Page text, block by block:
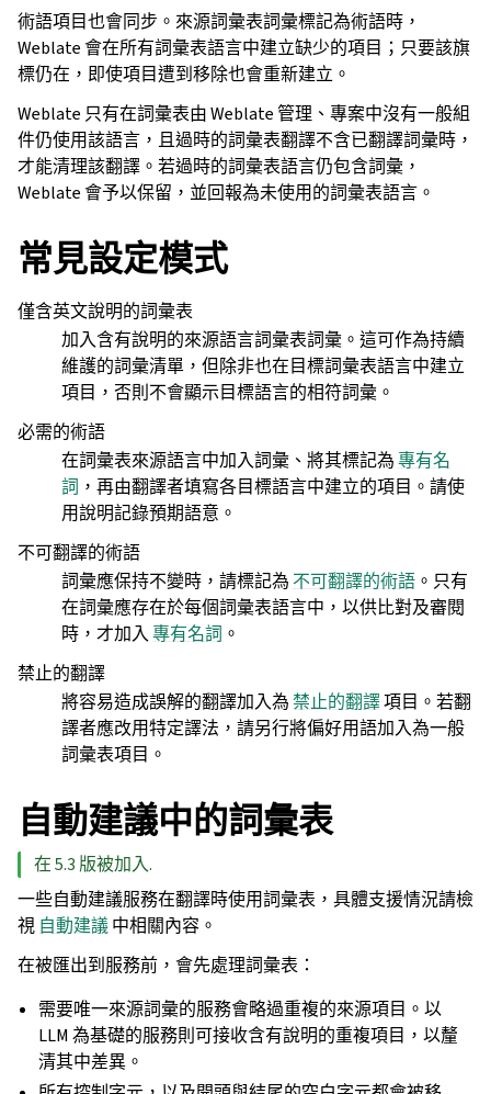
術語項目也會同步。來源詞彙表詞彙標記為術語時，
Weblate 會在所有詞彙表語言中建立缺少的項目；只要該旗
標仍在，即使項目遭到移除也會重新建立。
Weblate 只有在詞彙表由 Weblate 管理、專案中沒有一般組
件仍使用該語言，且過時的詞彙表翻譯不含已翻譯詞彙時，
才能清理該翻譯。若過時的詞彙表語言仍包含詞彙，
Weblate 會予以保留，並回報為未使用的詞彙表語言。
常見設定模式
僅含英文說明的詞彙表
加入含有說明的來源語言詞彙表詞彙。這可作為持續
維護的詞彙清單，但除非也在目標詞彙表語言中建立
項目，否則不會顯示目標語言的相符詞彙。
必需的術語
在詞彙表來源語言中加入詞彙、將其標記為專有名
詞 ，再由翻譯者填寫各目標語言中建立的項目。請使
用說明記錄預期語意。
不可翻譯的術語
詞彙應保持不變時，請標記為 不可翻譯的術語 。只有
在詞彙應存在於每個詞彙表語言中，以供比對及審閱
時，才加入專有名詞 。
禁止的翻譯
將容易造成誤解的翻譯加入為禁止的翻譯項目。若翻
譯者應改用特定譯法，請另行將偏好用語加入為一般
詞彙表項目。
自動建議中的詞彙表
在 5.3 版被加入.
一些自動建議服務在翻譯時使用詞彙表，具體支援情況請檢
視 自動建議中相關內容。
在被匯出到服務前，會先處理詞彙表：
需要唯一來源詞彙的服務會略過重複的來源項目。以
LLM 為基礎的服務則可接收含有說明的重複項目，以釐
清其中差異。